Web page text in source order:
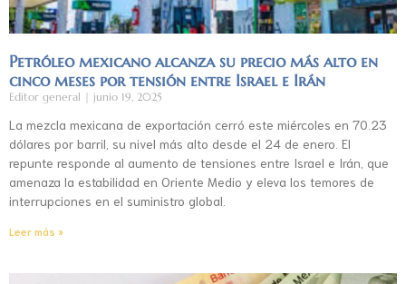
Petróleo mexicano alcanza su precio más alto en
cinco meses por tensión entre Israel e Irán
Editor general junio 19, 2025
La mezcla mexicana de exportación cerró este miércoles en 70.23
dólares por barril, su nivel más alto desde el 24 de enero. El
repunte responde al aumento de tensiones entre Israel e Irán, que
amenaza la estabilidad en Oriente Medio y eleva los temores de
interrupciones en el suministro global.
Leer más »